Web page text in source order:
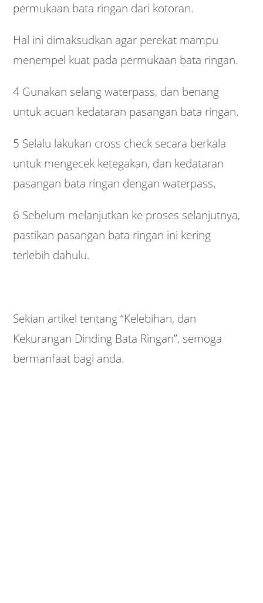
permukaan bata ringan dari kotoran.
Hal ini dimaksudkan agar perekat mampu
menempel kuat pada permukaan bata ringan.
4 Gunakan selang waterpass, dan benang
untuk acuan kedataran pasangan bata ringan.
5 Selalu lakukan cross check secara berkala
untuk mengecek ketegakan, dan kedataran
pasangan bata ringan dengan waterpass.
6 Sebelum melanjutkan ke proses selanjutnya,
pastikan pasangan bata ringan ini kering
terlebih dahulu.
Sekian artikel tentang “Kelebihan, dan
Kekurangan Dinding Bata Ringan”, semoga
bermanfaat bagi anda.